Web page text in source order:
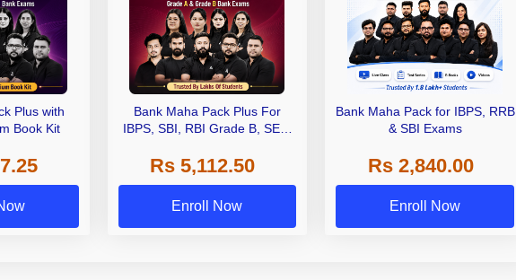
Plus with
Book Kit
Bank Maha Pack Plus For
IBPS, SBI, RBI Grade B, SEBI
Other Grade A & Grade B Bank
Exams
Rs 5,112.50
Enroll Now
Bank Maha Pack for IBPS, RRB
& SBI Exams
Rs 2,840.00
Enroll Now